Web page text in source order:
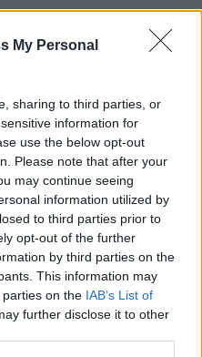
My Personal
sharing to third parties, or
information for
use the below opt-out
Please note that after your
may continue seeing
information utilized by
to third parties prior to
opt-out of the further
by third parties on the
This information may
on the IAB’s List of
further disclose it to other
és kellett a művészetről
nem lehetett,
hülyéz mást a zenei
semmit sem. De mégis
hosszan magyarázni,
csak szövegként
és ahogy
a tempód, úgy zenélés
lennie, egy kis
lassú tételének
az van odaírva, hogy
szélesen, márpedig
lehet gyors is.